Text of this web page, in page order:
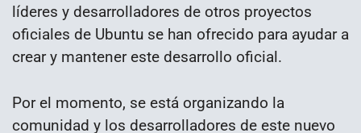
líderes y desarrolladores de otros proyectos
oficiales de Ubuntu se han ofrecido para ayudar a
crear y mantener este desarrollo oficial.
Por el momento, se está organizando la
comunidad y los desarrolladores de este nuevo